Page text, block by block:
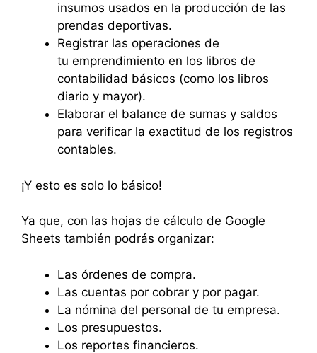
insumos usados en la producción de las
prendas deportivas.
Registrar las operaciones de
tu emprendimiento en los libros de
contabilidad básicos (como los libros
diario y mayor).
Elaborar el balance de sumas y saldos
para verificar la exactitud de los registros
contables.
¡Y esto es solo lo básico!
Ya que, con las hojas de cálculo de Google
Sheets también podrás organizar:
Las órdenes de compra.
Las cuentas por cobrar y por pagar.
La nómina del personal de tu empresa.
Los presupuestos.
Los reportes financieros.